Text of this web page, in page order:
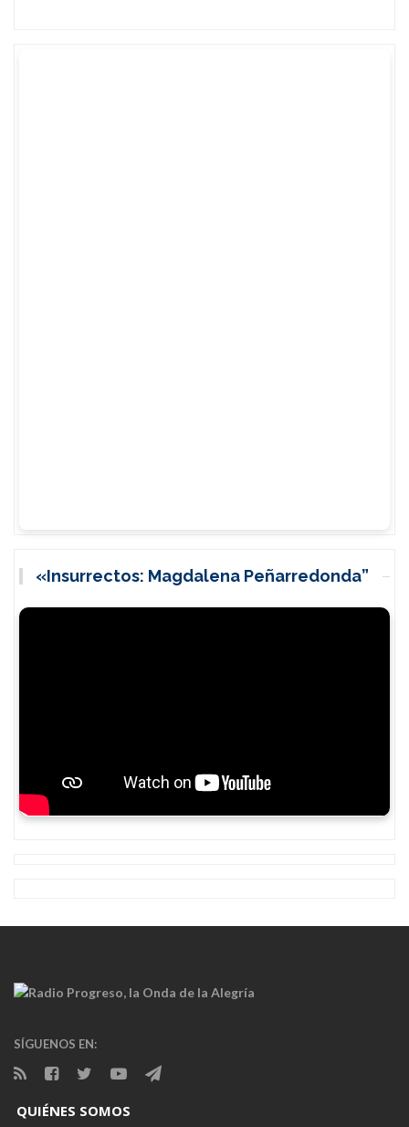
«Insurrectos: Magdalena Peñarredonda”
SÍGUENOS EN:
QUIÉNES SOMOS